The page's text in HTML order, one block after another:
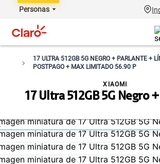
Personas
17 ULTRA 512GB 5G NEGRO + PARLANTE +
POSTPAGO + MAX LIMITADO 56.90 P
17 Ultra 512GB 5G Negro
XIAOMI